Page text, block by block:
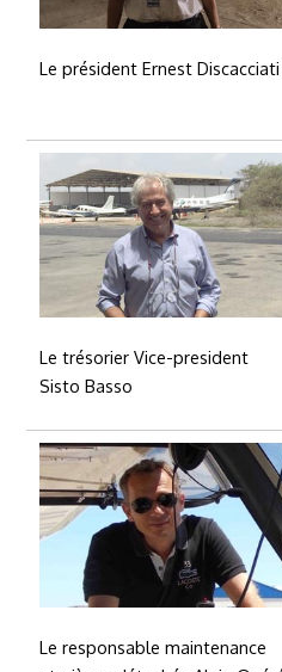
Le président Ernest Discacciati
Le trésorier Vice-president
Sisto Basso
Le responsable maintenance